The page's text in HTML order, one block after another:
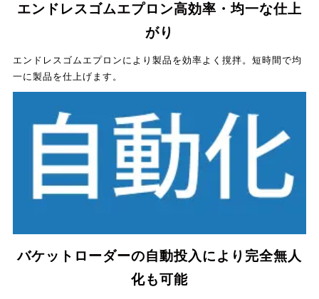
エンドレスゴムエプロン高効率・均一な仕上
がり
エンドレスゴムエプロンにより製品を効率よく撹拌。短時間で均
一に製品を仕上げます。
バケットローダーの自動投入により完全無人
化も可能